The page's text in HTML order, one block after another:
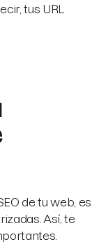
tus URL
de tu web, es
Así, te